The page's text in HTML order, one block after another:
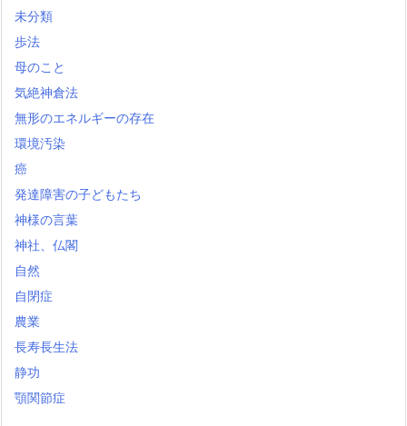
未分類
歩法
母のこと
気絶神倉法
無形のエネルギーの存在
環境汚染
癌
発達障害の子どもたち
神様の言葉
神社、仏閣
自然
自閉症
農業
長寿長生法
静功
顎関節症